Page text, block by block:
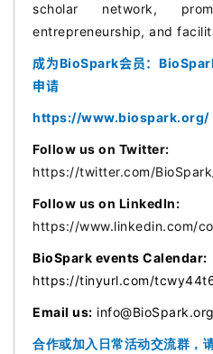
scholar network,
entrepreneurship, and
成为BioSpark会员：
申请
https://www.biospark.org/
Follow us on Twitter:
https://twitter.com/
Follow us on LinkedIn:
https://www.linkedin.com/
BioSpark events Calendar:
https://tinyurl.com/
Email us: info@BioSpark.org
合作或加入日常活动交流群，